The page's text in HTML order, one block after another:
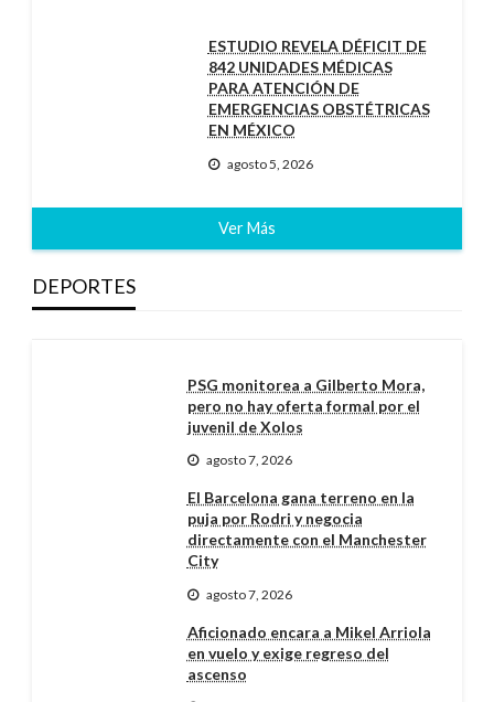
ESTUDIO REVELA DÉFICIT DE
842 UNIDADES MÉDICAS
PARA ATENCIÓN DE
EMERGENCIAS OBSTÉTRICAS
EN MÉXICO
agosto 5, 2026
Ver Más
DEPORTES
PSG monitorea a Gilberto Mora,
pero no hay oferta formal por el
juvenil de Xolos
agosto 7, 2026
El Barcelona gana terreno en la
puja por Rodri y negocia
directamente con el Manchester
City
agosto 7, 2026
Aficionado encara a Mikel Arriola
en vuelo y exige regreso del
ascenso